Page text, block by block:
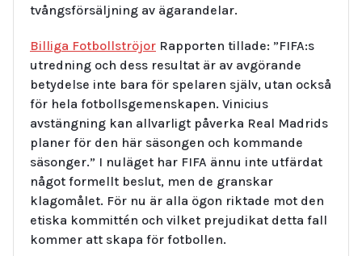
tvångsförsäljning av ägarandelar.
Billiga Fotbollströjor Rapporten tillade: ”FIFA:s
utredning och dess resultat är av avgörande
betydelse inte bara för spelaren själv, utan också
för hela fotbollsgemenskapen. Vinicius
avstängning kan allvarligt påverka Real Madrids
planer för den här säsongen och kommande
säsonger.” I nuläget har FIFA ännu inte utfärdat
något formellt beslut, men de granskar
klagomålet. För nu är alla ögon riktade mot den
etiska kommittén och vilket prejudikat detta fall
kommer att skapa för fotbollen.